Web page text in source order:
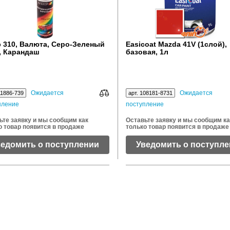
310, Валюта, Серо-Зеленый
Карандаш
739
Ожидается
заявку и мы сообщим как
товар появится в продаже
о поступлении
Easicoat Mazda 41V (1слой),
базовая, 1л
арт. 108181-8731
Ожидается
поступление
Оставьте заявку и мы сообщим
только товар появится в продаже
Уведомить о